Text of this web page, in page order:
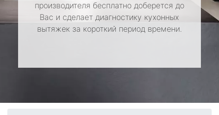
производителя бесплатно доберется до
Вас и сделает диагностику кухонных
вытяжек за короткий период времени.